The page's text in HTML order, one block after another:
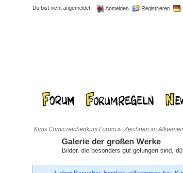
Du bist nicht angemeldet. Anmelden Registrieren
Kims Comiczeichenkurs Forum » Zeichnen im
Galerie der großen Werke
Bilder, die besonders gut gelungen sind,